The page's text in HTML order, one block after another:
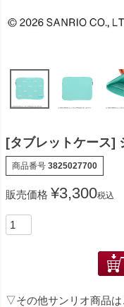
[タブレットケース]
商品番号 3825027700
販売価格 ¥3,300税込
▽その他サンリオ商品は